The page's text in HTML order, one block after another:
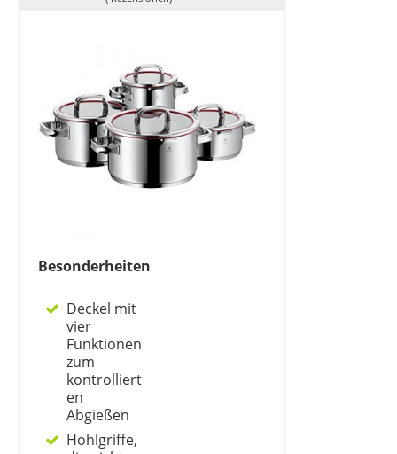
Besonderheiten
Deckel mit
vier
Funktionen
zum
kontrolliert
en
Abgießen
Hohlgriffe,